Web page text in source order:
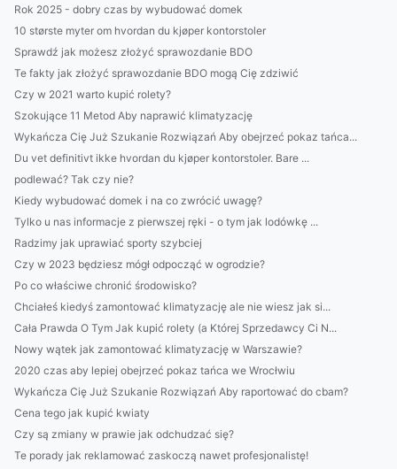
Rok 2025 - dobry czas by wybudować domek
10 største myter om hvordan du kjøper kontorstoler
Sprawdź jak możesz złożyć sprawozdanie BDO
Te fakty jak złożyć sprawozdanie BDO mogą Cię zdziwić
Czy w 2021 warto kupić rolety?
Szokujące 11 Metod Aby naprawić klimatyzację
Wykańcza Cię Już Szukanie Rozwiązań Aby obejrzeć pokaz tańca...
Du vet definitivt ikke hvordan du kjøper kontorstoler. Bare ...
podlewać? Tak czy nie?
Kiedy wybudować domek i na co zwrócić uwagę?
Tylko u nas informacje z pierwszej ręki - o tym jak lodówkę ...
Radzimy jak uprawiać sporty szybciej
Czy w 2023 będziesz mógł odpocząć w ogrodzie?
Po co właściwe chronić środowisko?
Chciałeś kiedyś zamontować klimatyzację ale nie wiesz jak si...
Cała Prawda O Tym Jak kupić rolety (a Której Sprzedawcy Ci N...
Nowy wątek jak zamontować klimatyzację w Warszawie?
2020 czas aby lepiej obejrzeć pokaz tańca we Wrocłwiu
Wykańcza Cię Już Szukanie Rozwiązań Aby raportować do cbam?
Cena tego jak kupić kwiaty
Czy są zmiany w prawie jak odchudzać się?
Te porady jak reklamować zaskoczą nawet profesjonalistę!